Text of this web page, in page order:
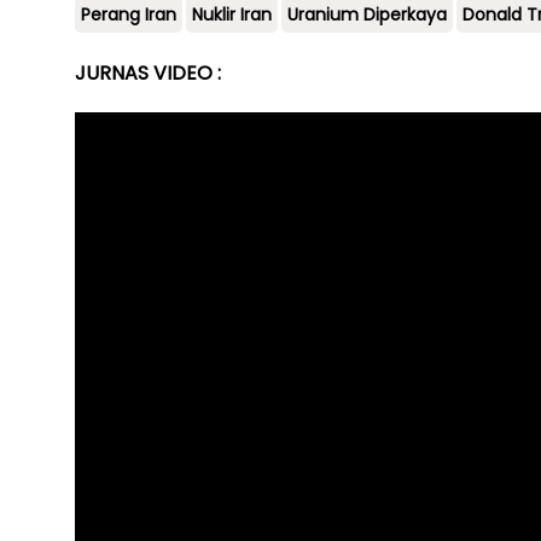
Perang Iran Nuklir Iran Uranium Diperkaya Donald
JURNAS VIDEO :